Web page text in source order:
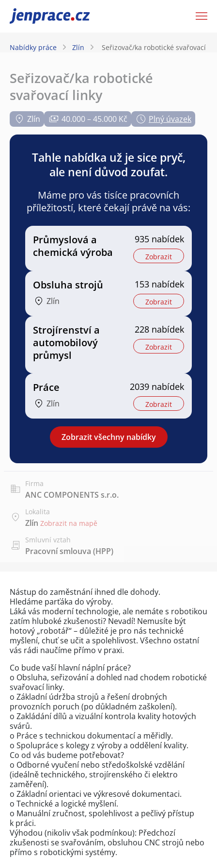
JenPráce.cz
Nabídky práce Zlín Seřizovač/ka robotické svařovací
Seřizovač/ka robotické
svařovací linky
Zlín 40.000 – 45.000 Kč Plný úvazek
Tahle nabídka už je sice pryč,
ale není důvod zoufat.
Máme pro vás tisíce pracovních
příležitostí, které čekají právě na vás:
Průmyslová a
chemická výroba
935 nabídek
Zobrazit
Obsluha strojů
Zlín
153 nabídek
Zobrazit
Strojírenství a
automobilový
průmysl
228 nabídek
Zobrazit
Práce
Zlín
2039 nabídek
Zobrazit
Zobrazit všechny nabídky
Firma
ANC COMPONENTS s.r.o.
Lokalita
Zlín Zobrazit na mapě
Smluvní vztah
Pracovní smlouva (HPP)
Nástup do zaměstnání ihned dle dohody.
Hledáme parťáka do výroby.
Láká vás moderní technologie, ale nemáte s robotikou
zatím hluboké zkušenosti? Nevadí! Nemusíte být
hotový „robotář“ – důležité je pro nás technické
myšlení, chuť se učit a spolehlivost. Všechno ostatní
vás rádi naučíme přímo v praxi.
Co bude vaší hlavní náplní práce?
o Obsluha, seřizování a dohled nad chodem robotické
svařovací linky.
o Základní údržba strojů a řešení drobných
provozních poruch (po důkladném zaškolení).
o Zakládání dílů a vizuální kontrola kvality hotových
svárů.
o Práce s technickou dokumentací a měřidly.
o Spolupráce s kolegy z výroby a oddělení kvality.
Co od vás budeme potřebovat?
o Odborné vyučení nebo středoškolské vzdělání
(ideálně technického, strojírenského či elektro
zaměření).
o Základní orientaci ve výkresové dokumentaci.
o Technické a logické myšlení.
o Manuální zručnost, spolehlivost a pečlivý přístup
k práci.
Výhodou (nikoliv však podmínkou): Předchozí
zkušenosti se svařováním, obsluhou CNC strojů nebo
přímo s robotickými systémy.